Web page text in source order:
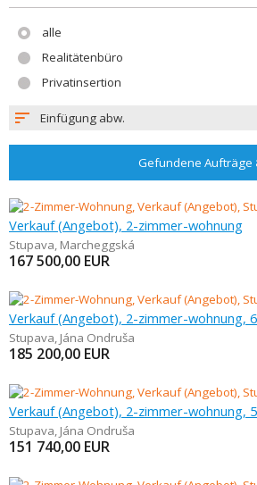
alle
Realitätenbüro
Privatinsertion
Einfügung abw.
Gefundene Aufträge
Verkauf (Angebot), 2-zimmer-wohnung
Stupava, Marcheggská
167 500,00 EUR
Verkauf (Angebot), 2-zimmer-wohnung,
Stupava, Jána Ondruša
185 200,00 EUR
Verkauf (Angebot), 2-zimmer-wohnung,
Stupava, Jána Ondruša
151 740,00 EUR